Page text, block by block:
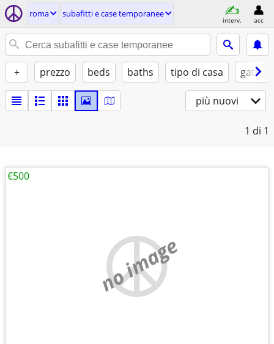
roma subafitti e case temporanee
interv. acc
+ prezzo beds baths tipo di casa gatti sì
più nuovi
1 di 1
no image
€500